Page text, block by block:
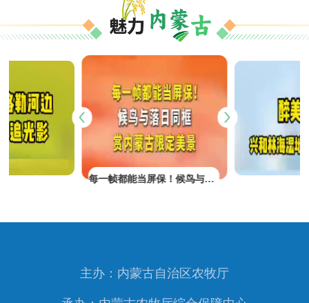
每一帧都能当屏保！候鸟与落日同框 赏内蒙古限定美景
主办：内蒙古自治区农牧厅